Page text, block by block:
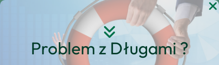
Problem z Długami ?
Przejdź